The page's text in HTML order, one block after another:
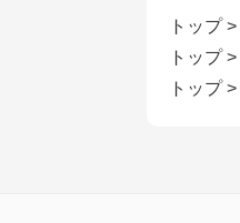
トップ>
トップ>
トップ>